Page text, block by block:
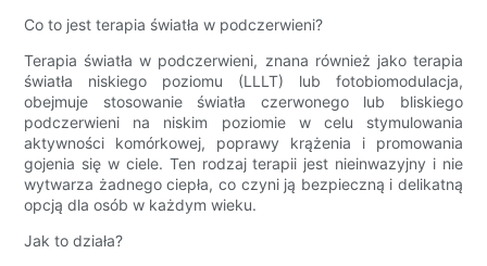
Co to jest terapia światła w podczerwieni?
Terapia światła w podczerwieni, znana również jako terapia
światła niskiego poziomu (LLLT) lub fotobiomodulacja,
obejmuje stosowanie światła czerwonego lub bliskiego
podczerwieni na niskim poziomie w celu stymulowania
aktywności komórkowej, poprawy krążenia i promowania
gojenia się w ciele. Ten rodzaj terapii jest nieinwazyjny i nie
wytwarza żadnego ciepła, co czyni ją bezpieczną i delikatną
opcją dla osób w każdym wieku.
Jak to działa?